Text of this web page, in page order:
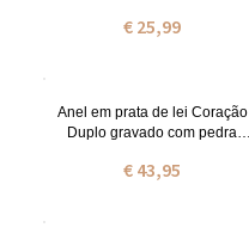
€ 25,99
Anel em prata de lei Coração
Duplo gravado com pedra
€ 43,95